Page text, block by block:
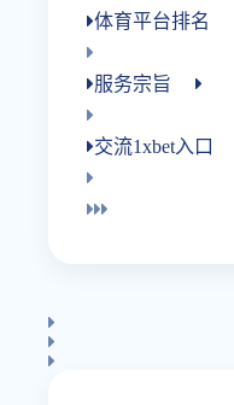
体育平台排名
服务宗旨
交流1xbet入口